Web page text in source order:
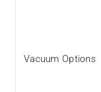
Vacuum Options